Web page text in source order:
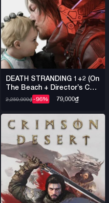
DEATH STRANDING 1+2 (On
The Beach + Director’s Cut)
+ Việt Hóa – Steam Offline
2,250,000₫-96% 79,000₫